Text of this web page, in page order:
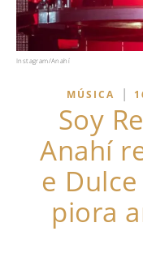
Instagram/Anahí
MÚSICA |
Soy
Anahí
e
piora